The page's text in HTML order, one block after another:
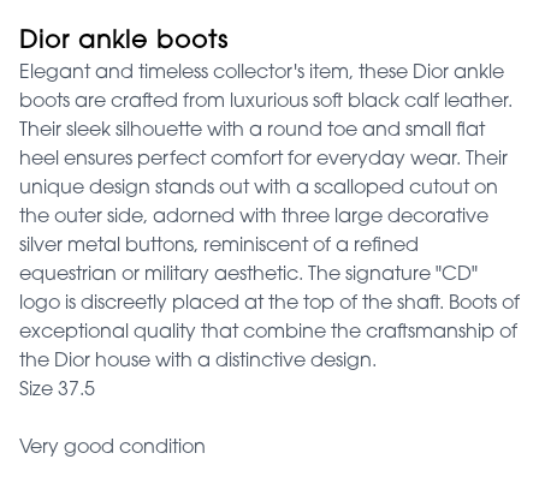
Dior ankle boots
Elegant and timeless collector's item, these Dior ankle
boots are crafted from luxurious soft black calf leather.
Their sleek silhouette with a round toe and small flat
heel ensures perfect comfort for everyday wear. Their
unique design stands out with a scalloped cutout on
the outer side, adorned with three large decorative
silver metal buttons, reminiscent of a refined
equestrian or military aesthetic. The signature "CD"
logo is discreetly placed at the top of the shaft. Boots of
exceptional quality that combine the craftsmanship of
the Dior house with a distinctive design.
Size 37.5
Very good condition